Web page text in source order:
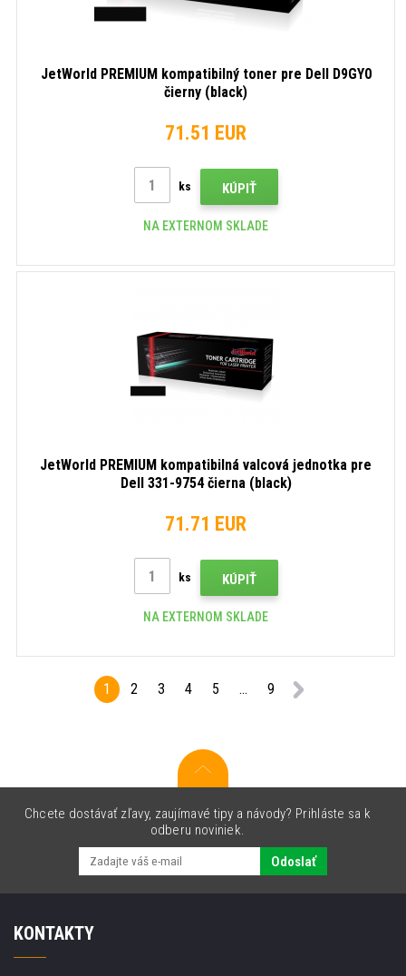
JetWorld PREMIUM kompatibilný toner pre Dell D9GY0
čierny (black)
71.51 EUR
ks KÚPIŤ
NA EXTERNOM SKLADE
JetWorld PREMIUM kompatibilná valcová jednotka pre
Dell 331-9754 čierna (black)
71.71 EUR
ks KÚPIŤ
NA EXTERNOM SKLADE
1 2 3 4 5 ... 9
Chcete dostávať zľavy, zaujímavé tipy a návody? Prihláste sa k
odberu noviniek.
Odoslať
KONTAKTY